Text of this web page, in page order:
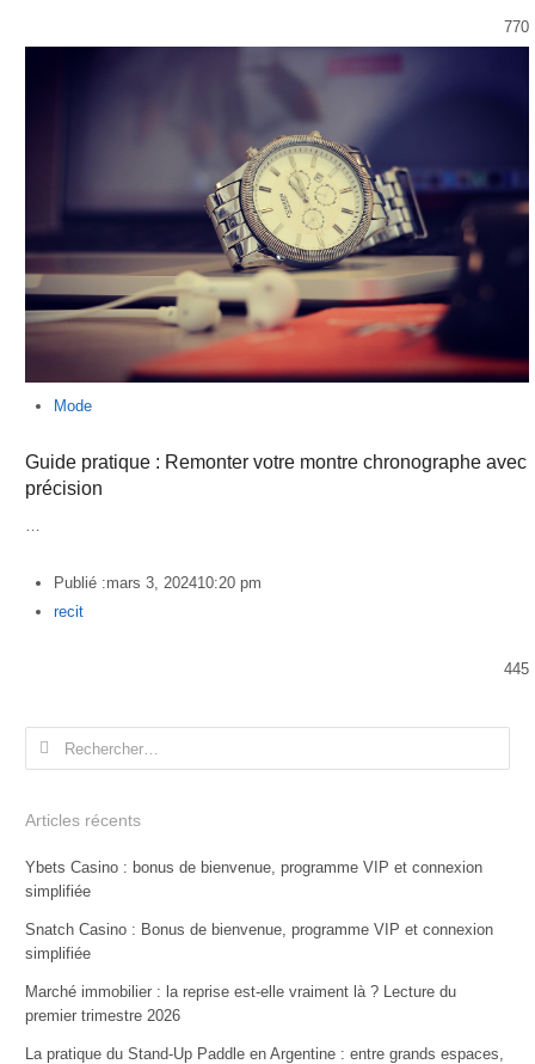
770
Mode
Guide pratique : Remonter votre montre chronographe avec
précision
…
Publié :mars 3, 202410:20 pm
Author
recit
445
Rechercher :
Articles récents
Ybets Casino : bonus de bienvenue, programme VIP et connexion
simplifiée
Snatch Casino : Bonus de bienvenue, programme VIP et connexion
simplifiée
Marché immobilier : la reprise est-elle vraiment là ? Lecture du
premier trimestre 2026
La pratique du Stand-Up Paddle en Argentine : entre grands espaces,